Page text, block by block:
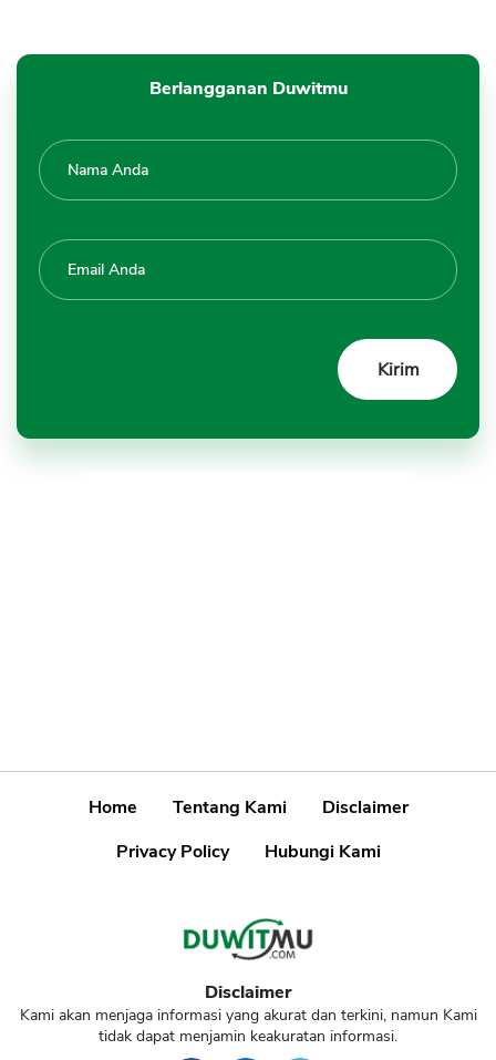
Berlangganan Duwitmu
Home Tentang Kami
Disclaimer
Privacy Policy
Hubungi Kami
Disclaimer
Kami akan menjaga informasi yang akurat dan terkini, namun Kami
tidak dapat menjamin keakuratan informasi.